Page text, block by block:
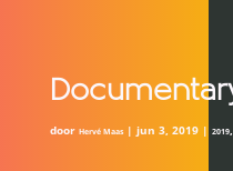
door Hervé Maas| jun 3, 2019| 2019,